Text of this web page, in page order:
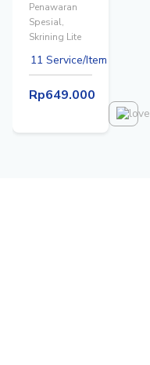
Penawaran
Spesial,
Skrining Lite
11 Service/Item
Rp649.000